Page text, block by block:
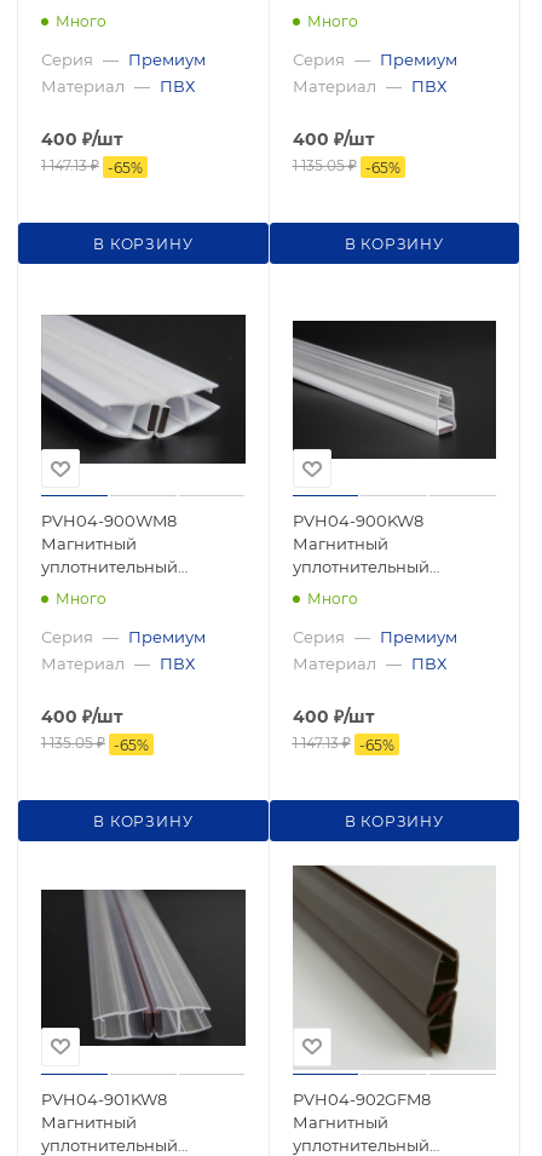
профиль, прямой угол,
Много
Серия — Премиум
Материал — ПВХ
400 ₽/шт
1 147.13₽ -65%
В КОРЗИНУ
профиль, прямой угол
premium
Много
Серия — Премиум
Материал — ПВХ
400 ₽/шт
1 135.05₽ -65%
В КОРЗИНУ
PVH04-900WM8
Магнитный
уплотнительный
профиль, прямой угол
2500мм,premium
Много
Серия — Премиум
Материал — ПВХ
400 ₽/шт
1 135.05₽ -65%
В КОРЗИНУ
PVH04-900KW8
Магнитный
уплотнительный
профиль, прямой угол
premium
Много
Серия — Премиум
Материал — ПВХ
400 ₽/шт
1 147.13₽ -65%
В КОРЗИНУ
PVH04-901KW8
Магнитный
уплотнительный
PVH04-902GFM8
Магнитный
уплотнительный